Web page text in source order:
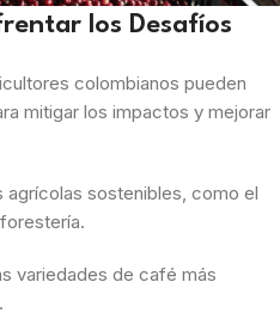
los Desafíos
colombianos pueden
mitigar los impactos y mejorar
sostenibles, como el
variedades de café más